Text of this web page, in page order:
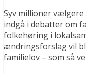
Syv millioner
indgå i debatter om
folkehøring i
ændringsforslag vil
familielov – som så